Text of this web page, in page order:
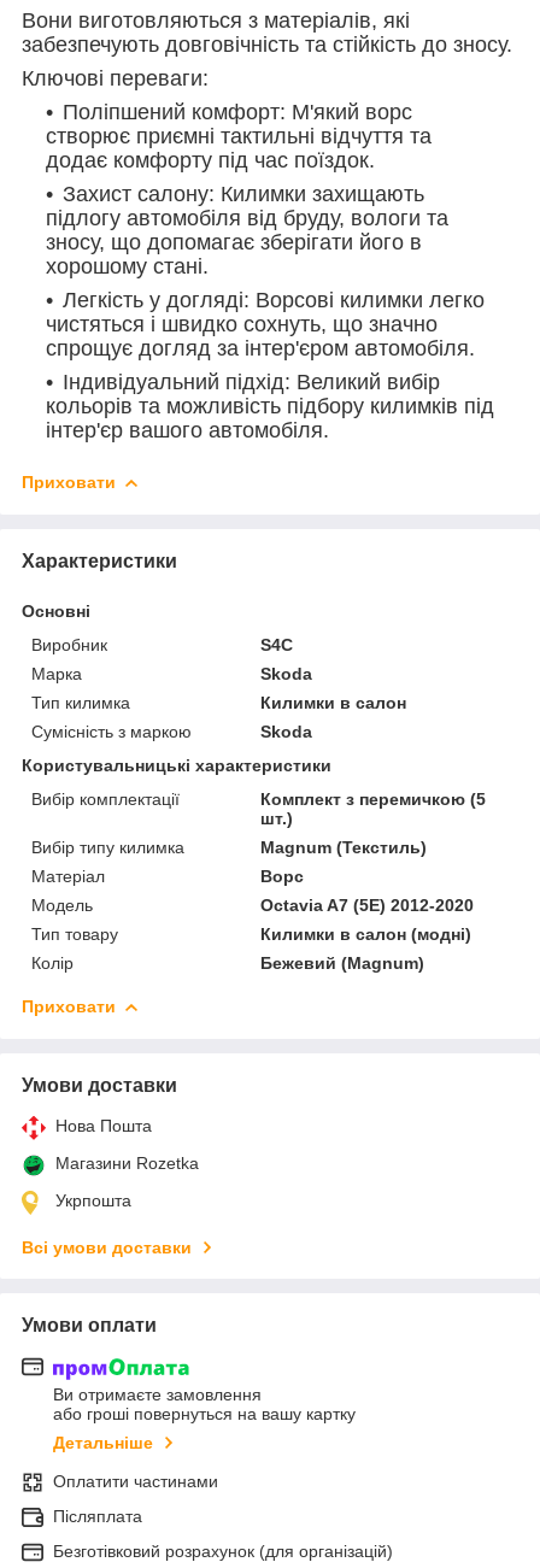
Вони виготовляються з матеріалів, які
забезпечують довговічність та стійкість до зносу.
Ключові переваги:
Поліпшений комфорт: М'який ворс
створює приємні тактильні відчуття та
додає комфорту під час поїздок.
Захист салону: Килимки захищають
підлогу автомобіля від бруду, вологи та
зносу, що допомагає зберігати його в
хорошому стані.
Легкість у догляді: Ворсові килимки легко
чистяться і швидко сохнуть, що значно
спрощує догляд за інтер'єром автомобіля.
Індивідуальний підхід: Великий вибір
кольорів та можливість підбору килимків під
інтер'єр вашого автомобіля.
Приховати
Характеристики
Основні
Виробник
S4C
Марка
Skoda
Тип килимка
Килимки в салон
Сумісність з маркою
Skoda
Користувальницькі характеристики
Вибір комплектації
Комплект з перемичкою (5
шт.)
Вибір типу килимка
Magnum (Текстиль)
Матеріал
Ворс
Мoдель
Octavia A7 (5E) 2012-2020
Тип товару
Килимки в салон (модні)
Колір
Бежевий (Magnum)
Приховати
Умови доставки
Нова Пошта
Магазини Rozetka
Укрпошта
Всі умови доставки
Умови оплати
Ви отримаєте замовлення
або гроші повернуться на вашу картку
Детальніше
Оплатити частинами
Післяплата
Безготівковий розрахунок (для організацій)